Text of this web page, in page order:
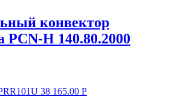
конвектор
H 140.80.2000
38 165.00 Р